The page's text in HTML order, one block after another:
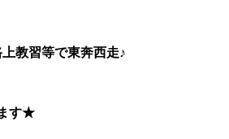
教習等で東奔西走♪
す★